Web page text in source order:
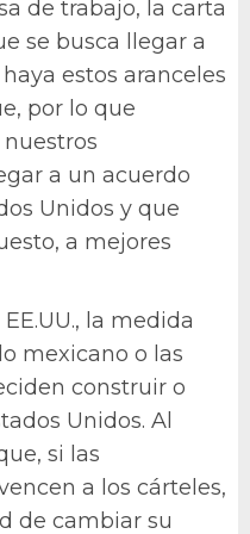
de trabajo, la carta
se busca llegar a
estos aranceles
por lo que
a un acuerdo
Unidos y que
a mejores
la medida
mexicano o las
construir o
Unidos. Al
si las
a los cárteles,
de cambiar su